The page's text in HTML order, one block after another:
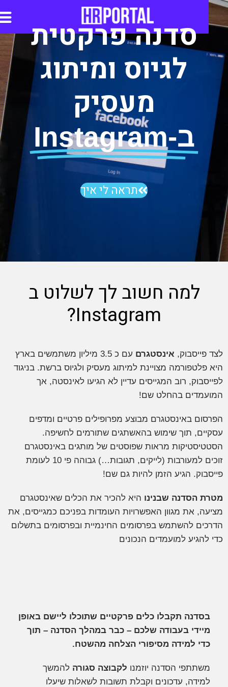
סדנה פרקטית
לגיוס ומיתוג
מעסיק
ב-Instagram
תראה לי איך
למה חשוב לך לשלוט ב
Instagram?
פייסבוק,אינסטגרם
עם כ 3.5 מיליון משתמשים בארץ
פלטפורמה מצויינת למיתוג מעסיק ולגיוס ברשת. בניגוד
רוב המגייסים עדיין לא הגיעו לאינסטה, אך
בהחלט שם!
באינסטגרם מבוצע מפרופילים פרטיים ומדפים
תוך שימוש בהאשתגים שתורמים לחשיפה.
מראות שפוסטים של מותגים באינסטגרם
זוכים למעורבות (לייקים, תגובות…) גבוהה פי 10 לעומת
הגיע הזמן להיות גם שם!
הסדנה שבנינוהיא להכיר את הכלים שאינסטגרם
את מגוון האפשרויות העומדות בפניכם כמגייסים, את
להשתמש בפרסומים החינמיית ובפרסומים בתשלום
להגיע למועמדים הנכונים
בסדנה תקבלו כלים פרקטיים שתוכלו ליישם באופן
מיידי בעבודה שלכם – כבר במהלך הסדנה – תוך
כדי למידה מסיפורי הצלחה מהשטח.
משתתפי הסדנה יוזמנולקבוצה סגורהלהמשך
למידה, עדכונים וקבלת תשובות לשאלות שיעלו